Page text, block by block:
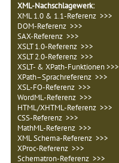
XML-Nachschlagewerk:
XML 1.0 & 1.1-Referenz >>>
DOM-Referenz >>>
SAX-Referenz >>>
XSLT 1.0-Referenz >>>
XSLT 2.0-Referenz >>>
XSLT- & XPath-Funktionen >>>
XPath–Sprachreferenz >>>
XSL-FO-Referenz >>>
WordML-Referenz >>>
HTML/XHTML-Referenz >>>
CSS-Referenz >>>
MathML-Referenz >>>
XML Schema-Referenz >>>
XProc-Referenz >>>
Schematron-Referenz >>>